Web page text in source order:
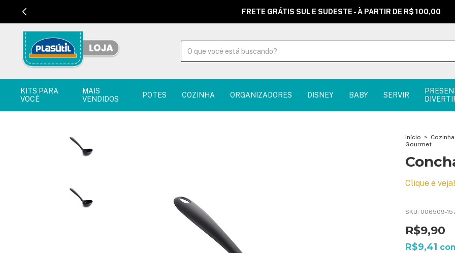
FRETE GRÁTIS SUL E SUDESTE - À PARTIR DE R$ 100,00
KITS PARA
VOCÊ
MAIS
VENDIDOS
POTES COZINHA ORGANIZADORES DISNEY BABY SERVIR
Início > Cozinha
Gourmet
Clique e veja!
SKU: 006509-
R$9,90
R$9,41